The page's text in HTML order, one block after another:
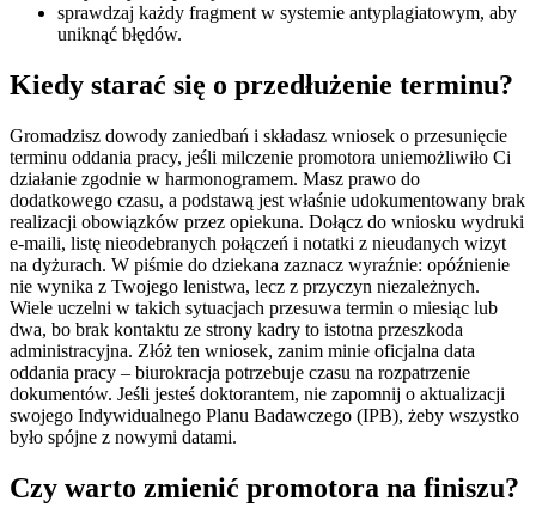
sprawdzaj każdy fragment w systemie antyplagiatowym, aby
uniknąć błędów.
Kiedy starać się o przedłużenie terminu?
Gromadzisz dowody zaniedbań i składasz wniosek o przesunięcie
terminu oddania pracy, jeśli milczenie promotora uniemożliwiło Ci
działanie zgodnie w harmonogramem. Masz prawo do
dodatkowego czasu, a podstawą jest właśnie udokumentowany brak
realizacji obowiązków przez opiekuna. Dołącz do wniosku wydruki
e-maili, listę nieodebranych połączeń i notatki z nieudanych wizyt
na dyżurach. W piśmie do dziekana zaznacz wyraźnie: opóźnienie
nie wynika z Twojego lenistwa, lecz z przyczyn niezależnych.
Wiele uczelni w takich sytuacjach przesuwa termin o miesiąc lub
dwa, bo brak kontaktu ze strony kadry to istotna przeszkoda
administracyjna. Złóż ten wniosek, zanim minie oficjalna data
oddania pracy – biurokracja potrzebuje czasu na rozpatrzenie
dokumentów. Jeśli jesteś doktorantem, nie zapomnij o aktualizacji
swojego Indywidualnego Planu Badawczego (IPB), żeby wszystko
było spójne z nowymi datami.
Czy warto zmienić promotora na finiszu?